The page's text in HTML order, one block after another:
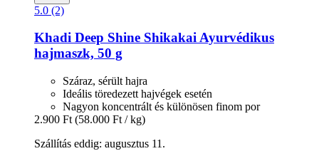
5.0 (2)
Khadi Deep Shine Shikakai Ayurvédikus
hajmaszk, 50 g
Száraz, sérült hajra
Ideális töredezett hajvégek esetén
Nagyon koncentrált és különösen finom por
2.900 Ft (58.000 Ft / kg)
Szállítás eddig: augusztus 11.